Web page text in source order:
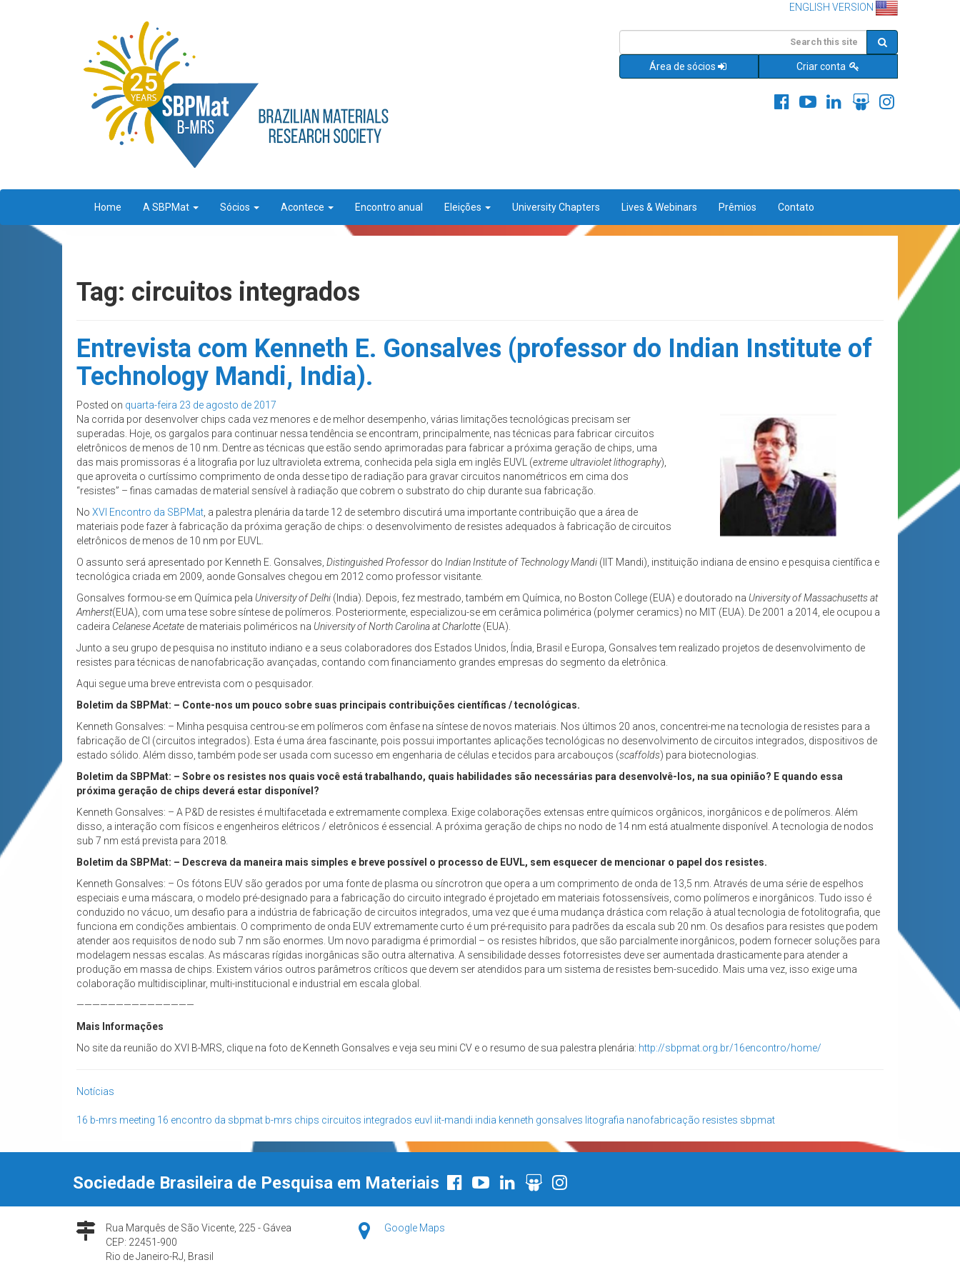
ENGLISH VERSION
Área de sócios Criar conta
Home A SBPMat Sócios Acontece Encontro anual Eleições University Chapters Lives & Webinars Prêmios Contato
Tag: circuitos integrados
Entrevista com Kenneth E. Gonsalves (professor do Indian Institute of
Technology Mandi, India).
Posted on quarta-feira 23 de agosto de 2017
Na corrida por desenvolver chips cada vez menores e de melhor desempenho, várias limitações tecnológicas precisam ser
superadas. Hoje, os gargalos para continuar nessa tendência se encontram, principalmente, nas técnicas para fabricar circuitos
eletrônicos de menos de 10 nm. Dentre as técnicas que estão sendo aprimoradas para fabricar a próxima geração de chips, uma
das mais promissoras é a litografia por luz ultravioleta extrema, conhecida pela sigla em inglês EUVL (extreme ultraviolet lithography),
que aproveita o curtíssimo comprimento de onda desse tipo de radiação para gravar circuitos nanométricos em cima dos
“resistes” – finas camadas de material sensível à radiação que cobrem o substrato do chip durante sua fabricação.
No XVI Encontro da SBPMat , a palestra plenária da tarde 12 de setembro discutirá uma importante contribuição que a área de
materiais pode fazer à fabricação da próxima geração de chips: o desenvolvimento de resistes adequados à fabricação de circuitos
eletrônicos de menos de 10 nm por EUVL.
O assunto será apresentado por Kenneth E. Gonsalves, Distinguished Professor do Indian Institute of Technology Mandi (IIT Mandi), instituição indiana de ensino e pesquisa científica e
tecnológica criada em 2009, aonde Gonsalves chegou em 2012 como professor visitante.
Gonsalves formou-se em Química pela University of Delhi (India). Depois, fez mestrado, também em Química, no Boston College (EUA) e doutorado na University of Massachusetts at
Amherst(EUA), com uma tese sobre síntese de polímeros. Posteriormente, especializou-se em cerâmica polimérica (polymer ceramics) no MIT (EUA). De 2001 a 2014, ele ocupou a
cadeira Celanese Acetate de materiais poliméricos na University of North Carolina at Charlotte (EUA).
Junto a seu grupo de pesquisa no instituto indiano e a seus colaboradores dos Estados Unidos, Índia, Brasil e Europa, Gonsalves tem realizado projetos de desenvolvimento de
resistes para técnicas de nanofabricação avançadas, contando com financiamento grandes empresas do segmento da eletrônica.
Aqui segue uma breve entrevista com o pesquisador.
Boletim da SBPMat: – Conte-nos um pouco sobre suas principais contribuições científicas / tecnológicas.
Kenneth Gonsalves: – Minha pesquisa centrou-se em polímeros com ênfase na síntese de novos materiais. Nos últimos 20 anos, concentrei-me na tecnologia de resistes para a
fabricação de CI (circuitos integrados). Esta é uma área fascinante, pois possui importantes aplicações tecnológicas no desenvolvimento de circuitos integrados, dispositivos de
estado sólido. Além disso, também pode ser usada com sucesso em engenharia de células e tecidos para arcabouços (scaffolds) para biotecnologias.
Boletim da SBPMat: – Sobre os resistes nos quais você está trabalhando, quais habilidades são necessárias para desenvolvê-los, na sua opinião? E quando essa
próxima geração de chips deverá estar disponível?
Kenneth Gonsalves: – A P&D de resistes é multifacetada e extremamente complexa. Exige colaborações extensas entre químicos orgânicos, inorgânicos e de polímeros. Além
disso, a interação com físicos e engenheiros elétricos / eletrônicos é essencial. A próxima geração de chips no nodo de 14 nm está atualmente disponível. A tecnologia de nodos
sub 7 nm está prevista para 2018.
Boletim da SBPMat: – Descreva da maneira mais simples e breve possível o processo de EUVL, sem esquecer de mencionar o papel dos resistes.
Kenneth Gonsalves: – Os fótons EUV são gerados por uma fonte de plasma ou síncrotron que opera a um comprimento de onda de 13,5 nm. Através de uma série de espelhos
especiais e uma máscara, o modelo pré-designado para a fabricação do circuito integrado é projetado em materiais fotossensíveis, como polímeros e inorgânicos. Tudo isso é
conduzido no vácuo, um desafio para a indústria de fabricação de circuitos integrados, uma vez que é uma mudança drástica com relação à atual tecnologia de fotolitografia, que
funciona em condições ambientais. O comprimento de onda EUV extremamente curto é um pré-requisito para padrões da escala sub 20 nm. Os desafios para resistes que podem
atender aos requisitos de nodo sub 7 nm são enormes. Um novo paradigma é primordial – os resistes híbridos, que são parcialmente inorgânicos, podem fornecer soluções para
modelagem nessas escalas. As máscaras rígidas inorgânicas são outra alternativa. A sensibilidade desses fotorresistes deve ser aumentada drasticamente para atender a
produção em massa de chips. Existem vários outros parâmetros críticos que devem ser atendidos para um sistema de resistes bem-sucedido. Mais uma vez, isso exige uma
colaboração multidisciplinar, multi-institucional e industrial em escala global.
———————————————
Mais Informações
No site da reunião do XVI B-MRS, clique na foto de Kenneth Gonsalves e veja seu mini CV e o resumo de sua palestra plenária: http://sbpmat.org.br/16encontro/home/
Notícias
16 b-mrs meeting 16 encontro da sbpmat b-mrs chips circuitos integrados euvl iit-mandi india kenneth gonsalves litografia nanofabricação resistes sbpmat
Sociedade Brasileira de Pesquisa em Materiais
Rua Marquês de São Vicente, 225 - Gávea
CEP: 22451-900
Rio de Janeiro-RJ, Brasil
Google Maps